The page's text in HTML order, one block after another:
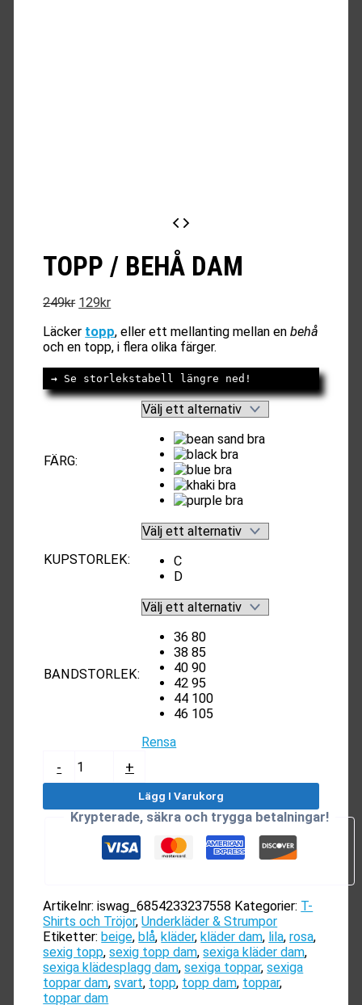
TOPP / BEHÅ DAM
249kr Det
priset
var:
129krDet
priset
är:
Läcker topp, eller ett mellanting mellan enbehå
och en topp, i flera olika färger.
→ Se storlekstabell längre ned!
FÄRG:
KUPSTORLEK:
C
D
BANDSTORLEK:
36 80
38 85
40 90
42 95
44 100
46 105
Rensa
-
Behå
mängd
+
Lägg I Varukorg
Krypterade, säkra och trygga betalningar!
Artikelnr:iswag_6854233237558 Kategorier: T-
Shirts och Tröjor,Underkläder & Strumpor
Etiketter:beige,blå,kläder,kläder dam, lila,rosa,
sexig topp,sexig topp dam,sexiga kläder dam,
sexiga klädesplagg dam,sexiga toppar,sexiga
toppar dam,svart, topp, topp dam, toppar,
toppar dam